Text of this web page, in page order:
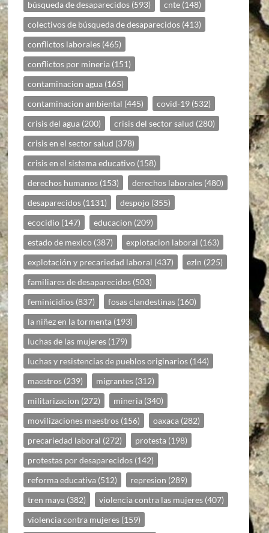
búsqueda de desaparecidos (593) cnte (148)
colectivos de búsqueda de desaparecidos (413)
conflictos laborales (465)
conflictos por mineria (151)
contaminacion agua (165)
contaminacion ambiental (445) covid-19 (532)
crisis del agua (200) crisis del sector salud (280)
crisis en el sector salud (378)
crisis en el sistema educativo (158)
derechos humanos (153) derechos laborales (480)
desaparecidos (1131) despojo (355)
ecocidio (147) educacion (209)
estado de mexico (387) explotacion laboral (163)
explotación y precariedad laboral (437) ezln (225)
familiares de desaparecidos (503)
feminicidios (837) fosas clandestinas (160)
la niñez en la tormenta (193)
luchas de las mujeres (179)
luchas y resistencias de pueblos originarios (144)
maestros (239) migrantes (312)
militarizacion (272) mineria (340)
movilizaciones maestros (156) oaxaca (282)
precariedad laboral (272) protesta (198)
protestas por desaparecidos (142)
reforma educativa (512) represion (289)
tren maya (382) violencia contra las mujeres (407)
violencia contra mujeres (159)